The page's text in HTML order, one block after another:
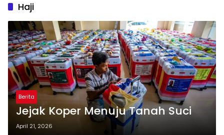
Haji
Berita
Jejak Koper Menuju Tanah Suci
April 21, 2026